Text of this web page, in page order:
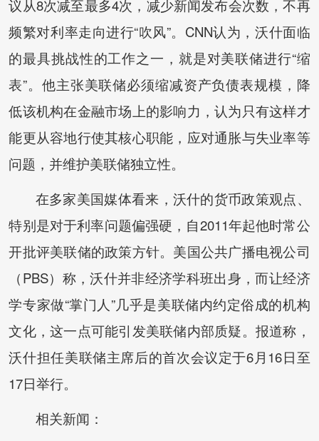
议从8次减至最多4次，减少新闻发布会次数，不再
频繁对利率走向进行“吹风”。CNN认为，沃什面临
的最具挑战性的工作之一，就是对美联储进行“缩
表”。他主张美联储必须缩减资产负债表规模，降
低该机构在金融市场上的影响力，认为只有这样才
能更从容地行使其核心职能，应对通胀与失业率等
问题，并维护美联储独立性。
在多家美国媒体看来，沃什的货币政策观点、
特别是对于利率问题偏强硬，自2011年起他时常公
开批评美联储的政策方针。美国公共广播电视公司
（PBS）称，沃什并非经济学科班出身，而让经济
学专家做“掌门人”几乎是美联储内约定俗成的机构
文化，这一点可能引发美联储内部质疑。报道称，
沃什担任美联储主席后的首次会议定于6月16日至
17日举行。
相关新闻：